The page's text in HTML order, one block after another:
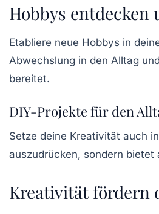
Hobbys entdecken
Etabliere neue Hobbys in
Abwechslung in den Alltag
bereitet.
DIY-Projekte für den
Setze deine Kreativität auch
auszudrücken, sondern
Kreativität fördern